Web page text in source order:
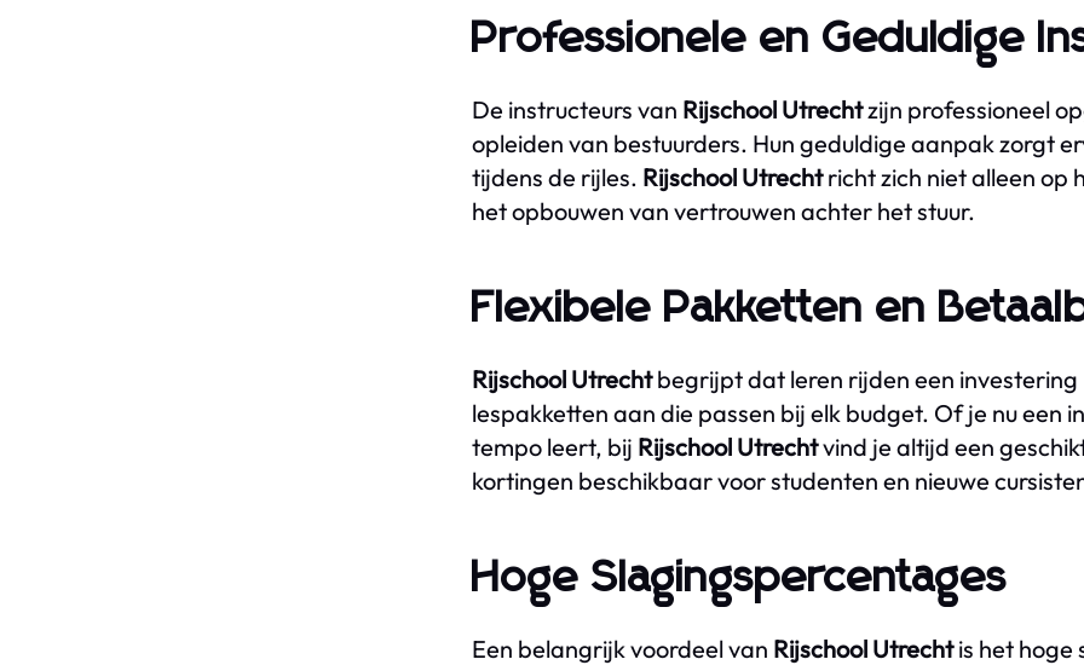
Professionele en Geduldige
De instructeurs van Rijschool Utrechtzijn professioneel
opleiden van bestuurders. Hun geduldige aanpak zorgt
tijdens de rijles. Rijschool Utrechtricht zich niet alleen op
het opbouwen van vertrouwen achter het stuur.
Flexibele Pakketten en
Rijschool Utrechtbegrijpt dat leren rijden een
lespakketten aan die passen bij elk budget. Of je nu een
tempo leert, bij Rijschool Utrechtvind je altijd een
kortingen beschikbaar voor studenten en nieuwe
Hoge Slagingspercentages
Een belangrijk voordeel van Rijschool Utrechtis het hoge